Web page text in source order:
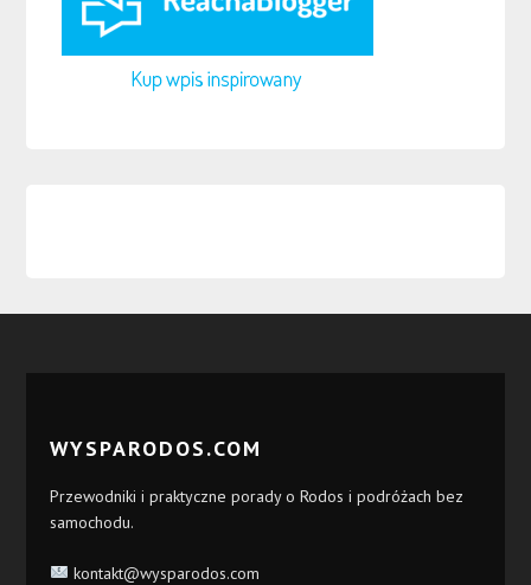
WYSPARODOS.COM
Przewodniki i praktyczne porady o Rodos i podróżach bez
samochodu.
kontakt@wysparodos.com